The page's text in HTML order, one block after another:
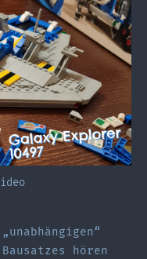
hören